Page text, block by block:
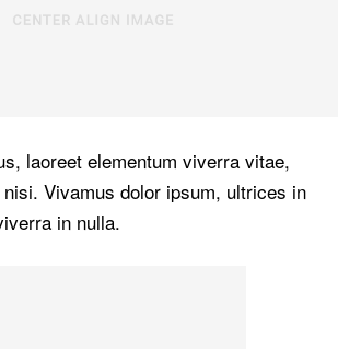
laoreet elementum viverra vitae,
Vivamus dolor ipsum, ultrices in
in nulla.